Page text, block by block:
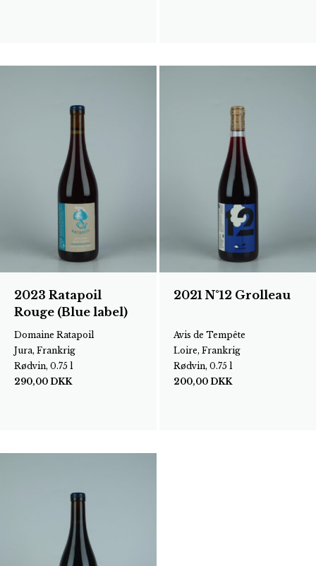
2023 Ratapoil
Rouge (Blue label)
Domaine Ratapoil
Jura, Frankrig
Rødvin, 0.75 l
290,00 DKK
2021 N°12 Grolleau
Avis de Tempête
Loire, Frankrig
Rødvin, 0.75 l
200,00 DKK